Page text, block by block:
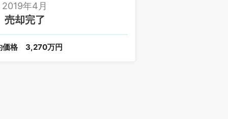
2019年4月
売却完了
価格 3,270万円